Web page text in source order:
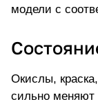
модели с
Окислы,
сильно меняют